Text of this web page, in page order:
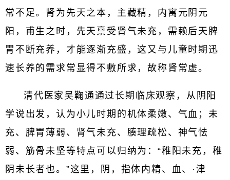
常不足。肾为先天之本，主藏精，内寓元阴元
阳，甫生之时，先天禀受肾气未充，需赖后天脾
胃不断充养，才能逐渐充盛，这又与儿童时期迅
速长养的需求常显得不敷所求，故称肾常虚。
清代医家吴鞠通通过长期临床观察，从阴阳
学说出发，认为小儿时期的机体柔嫩、气血；未
充、脾胃薄弱、肾气未充、腠理疏松、神气怯
弱、筋骨未坚等特点可以归纳为：“稚阳未充，稚
阴未长者也。”这里，阴，指体内精、血、·津